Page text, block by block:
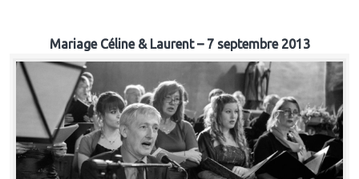
Mariage Céline & Laurent – 7 septembre 2013